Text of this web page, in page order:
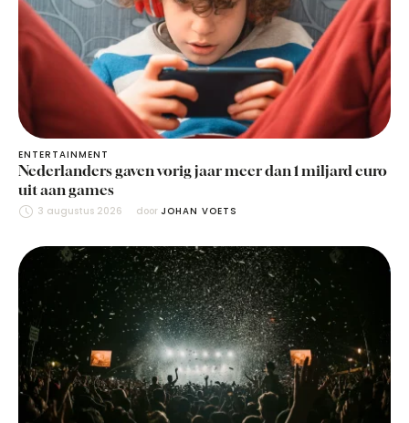
ENTERTAINMENT
Nederlanders gaven vorig jaar meer dan 1 miljard euro
uit aan games
3 augustus 2026 door JOHAN VOETS